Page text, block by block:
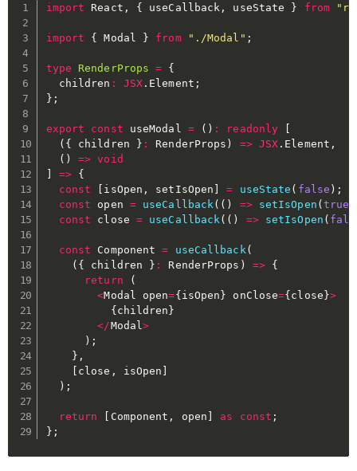
import React , { useCallback , useState } from
import { Modal } from "./Modal" ;
type RenderProps = {
  children
: JSX . Element ;
} ;
export const useModal = ( ) : readonly
[
( { children } : RenderProps ) => JSX . Element ,
( ) => void
]
=>
{
const
[ isOpen , setIsOpen ] = useState ( false ) ;
const open = useCallback ( ( ) => setIsOpen (true
const close = useCallback ( ( ) => setIsOpen (
const Component = useCallback (
( { children } : RenderProps ) =>
{
return
(
<Modal open={isOpen} onClose={close}>
{children}
</Modal>
) ;
} ,
[ close , isOpen ]
) ;
return [ Component , open ] as const ;
} ;